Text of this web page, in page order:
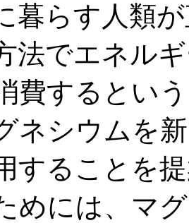
らす人類が
法でエネル
費するとい
ネシウムを
することを
めには、マ